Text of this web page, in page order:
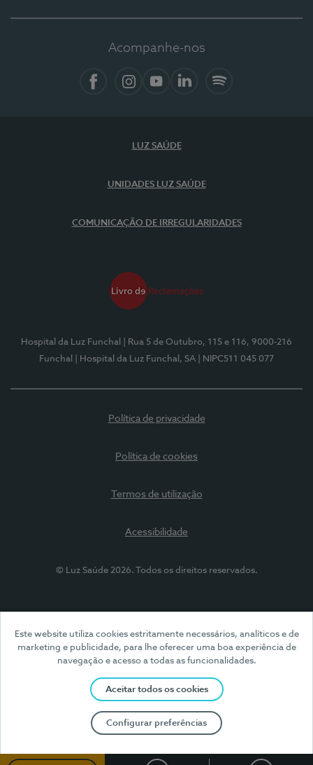
Este website utiliza cookies estritamente necessários, analíticos e de
marketing e publicidade, para lhe oferecer uma boa experiência de
navegação e acesso a todas as funcionalidades.
Aceitar todos os cookies
Configurar preferências
Acompanhe-nos
LUZ SAÚDE
UNIDADES LUZ SAÚDE
COMUNICAÇÃO DE IRREGULARIDADES
Hospital da Luz Funchal
| Rua 5 de Outubro, 115 e 116, 9000-216
Funchal
| Hospital da Luz Funchal, SA | NIPC511 045 077
Política de privacidade
Política de cookies
Termos de utilização
Acessibilidade
© Luz Saúde 2026. Todos os direitos reservados.